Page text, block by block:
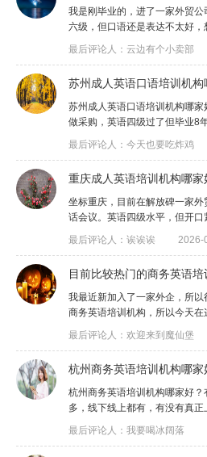
我是刚毕业的，进了一家外贸
六级，但口语还是表达不太好
最后评论人：云边有个小卖部
苏州成人英语口语培训机
苏州成人英语口语培训机构哪
做采购，英语四级过了但毕业8
最后评论人：今天也要吃炸鸡
重庆成人英语培训机构哪
坐标重庆，目前在解放碑一家
话会议。英语四级水平，但开
最后评论人：诶诶诶
2026-
目前比较热门的商务英语
我最近新加入了一家外企，所
商务英语培训机构，所以今天在
最后评论人：欢迎来到魔仙堡
杭州商务英语培训机构哪家
杭州商务英语培训机构哪家好
多，线下线上都有，有没有真正
最后评论人：我要喝冰阔落